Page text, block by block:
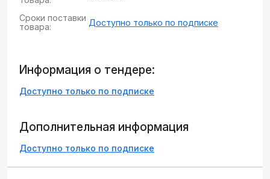
Сроки поставки
товара:
Доступно только по подписке
Информация о тендере:
Доступно только по подписке
Дополнительная информация
Доступно только по подписке